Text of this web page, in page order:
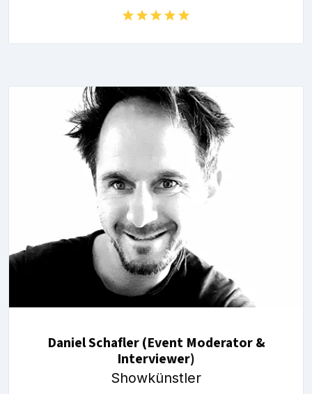
Daniel Schafler (Event Moderator &
Interviewer)
Showkünstler